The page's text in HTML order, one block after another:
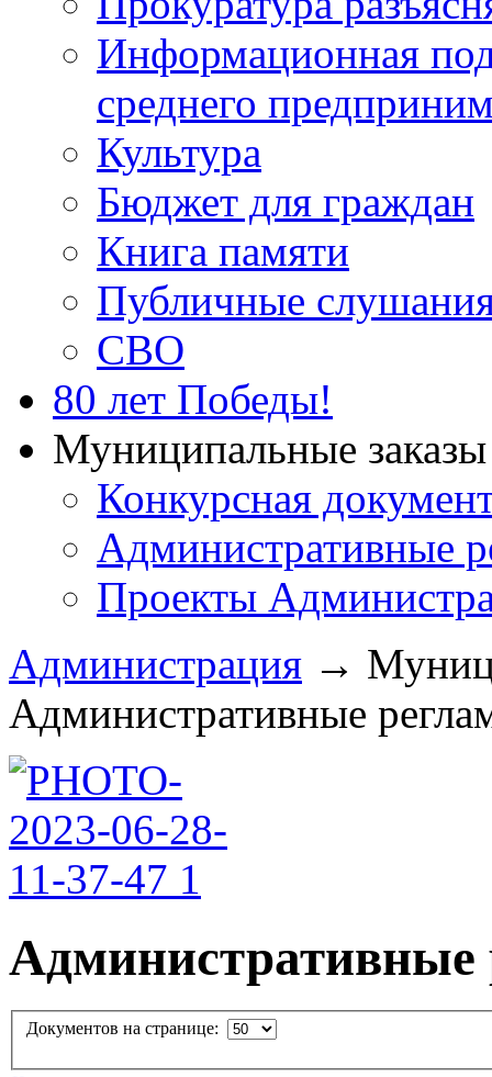
Информационная
среднего
Культура
Бюджет для граждан
Книга памяти
Публичные
СВО
80 лет Победы!
Муниципальные
Конкурсная
Административные
Проекты
Администрация →
Административные
Административные
Документов на странице: